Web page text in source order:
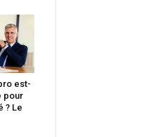
est-
pour
? Le